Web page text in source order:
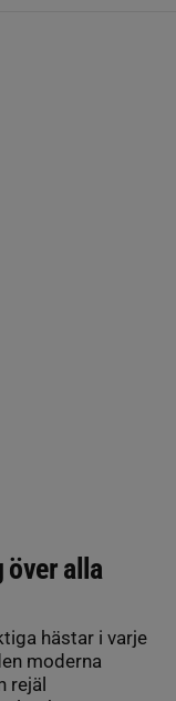
över alla
hästar i varje
moderna
rejäl